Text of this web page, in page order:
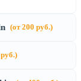
(от 200 руб.)